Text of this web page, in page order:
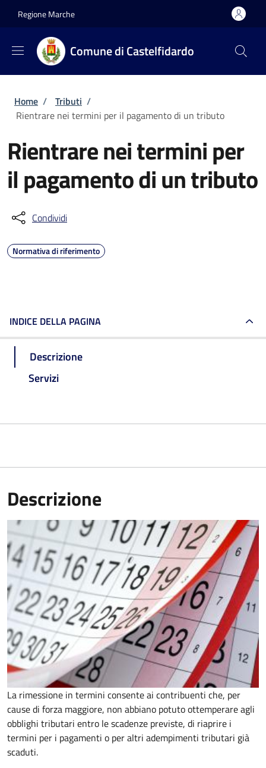
Regione Marche
Comune di Castelfidardo
Briciole di pane
Home / Tributi /
Rientrare nei termini per il pagamento di un tributo
Rientrare nei termini per
il pagamento di un tributo
Condividi
Normativa di riferimento
INDICE DELLA PAGINA
Descrizione
Servizi
Descrizione
La rimessione in termini consente ai contribuenti che, per
cause di forza maggiore, non abbiano potuto ottemperare agli
obblighi tributari entro le scadenze previste, di riaprire i
termini per i pagamenti o per altri adempimenti tributari già
scaduti.